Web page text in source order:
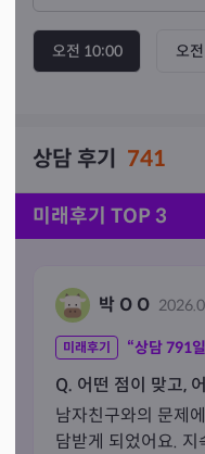
오전 10:00 오
상담 후기 741
미래후기 TOP 3
박 O O
미래후기 “상담791
Q. 어떤 점이 맞고,
남자친구와의 문제
담받게 되었어요.